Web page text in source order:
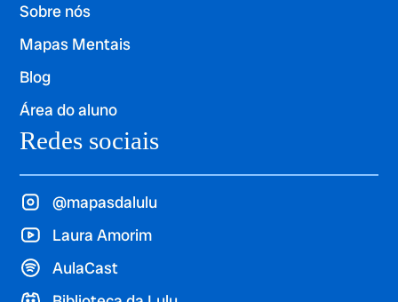
Sobre nós
Mapas Mentais
Blog
Área do aluno
Redes sociais
@mapasdalulu
Laura Amorim
AulaCast